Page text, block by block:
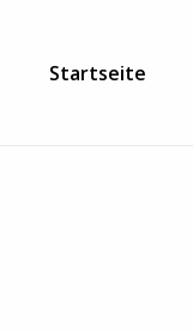
Startseite